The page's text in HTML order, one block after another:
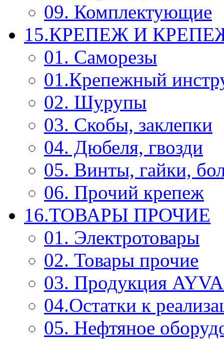
09. Комплектующие
15.КРЕПЕЖ И
01. Саморезы
01.Крепежный
02. Шурупы
03. Скобы, заклепки
04. Дюбеля, гвозди
05. Винты, гайки,
06. Прочий крепеж
16.ТОВАРЫ ПРОЧИЕ
01. Электротовары
02. Товары прочие
03. Продукция
04.Остатки к
05. Нефтяное